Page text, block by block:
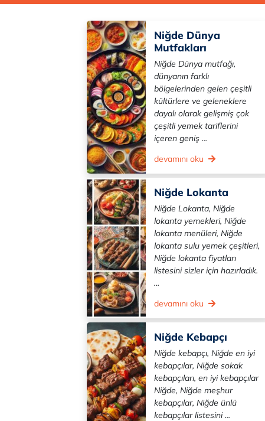
Niğde Dünya
Mutfakları
Niğde Dünya mutfağı,
dünyanın farklı
bölgelerinden gelen çeşitli
kültürlere ve geleneklere
dayalı olarak gelişmiş çok
çeşitli yemek tariflerini
içeren geniş ...
devamını oku
Niğde Lokanta
Niğde Lokanta, Niğde
lokanta yemekleri, Niğde
lokanta menüleri, Niğde
lokanta sulu yemek çeşitleri,
Niğde lokanta fiyatları
listesini sizler için hazırladık.
...
devamını oku
Niğde Kebapçı
Niğde kebapçı, Niğde en iyi
kebapçılar, Niğde sokak
kebapçıları, en iyi kebapçılar
Niğde, Niğde meşhur
kebapçılar, Niğde ünlü
kebapçılar listesini ...